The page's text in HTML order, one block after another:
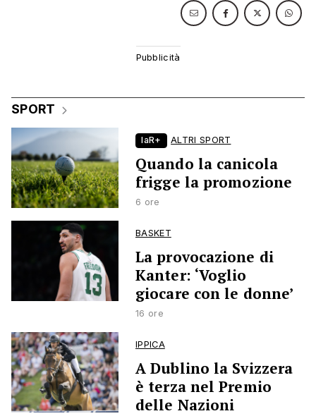
SPORT
laR+ ALTRI SPORT
Quando la canicola
frigge la promozione
6 ore
BASKET
La provocazione di
Kanter: ‘Voglio
giocare con le donne’
16 ore
IPPICA
A Dublino la Svizzera
è terza nel Premio
delle Nazioni